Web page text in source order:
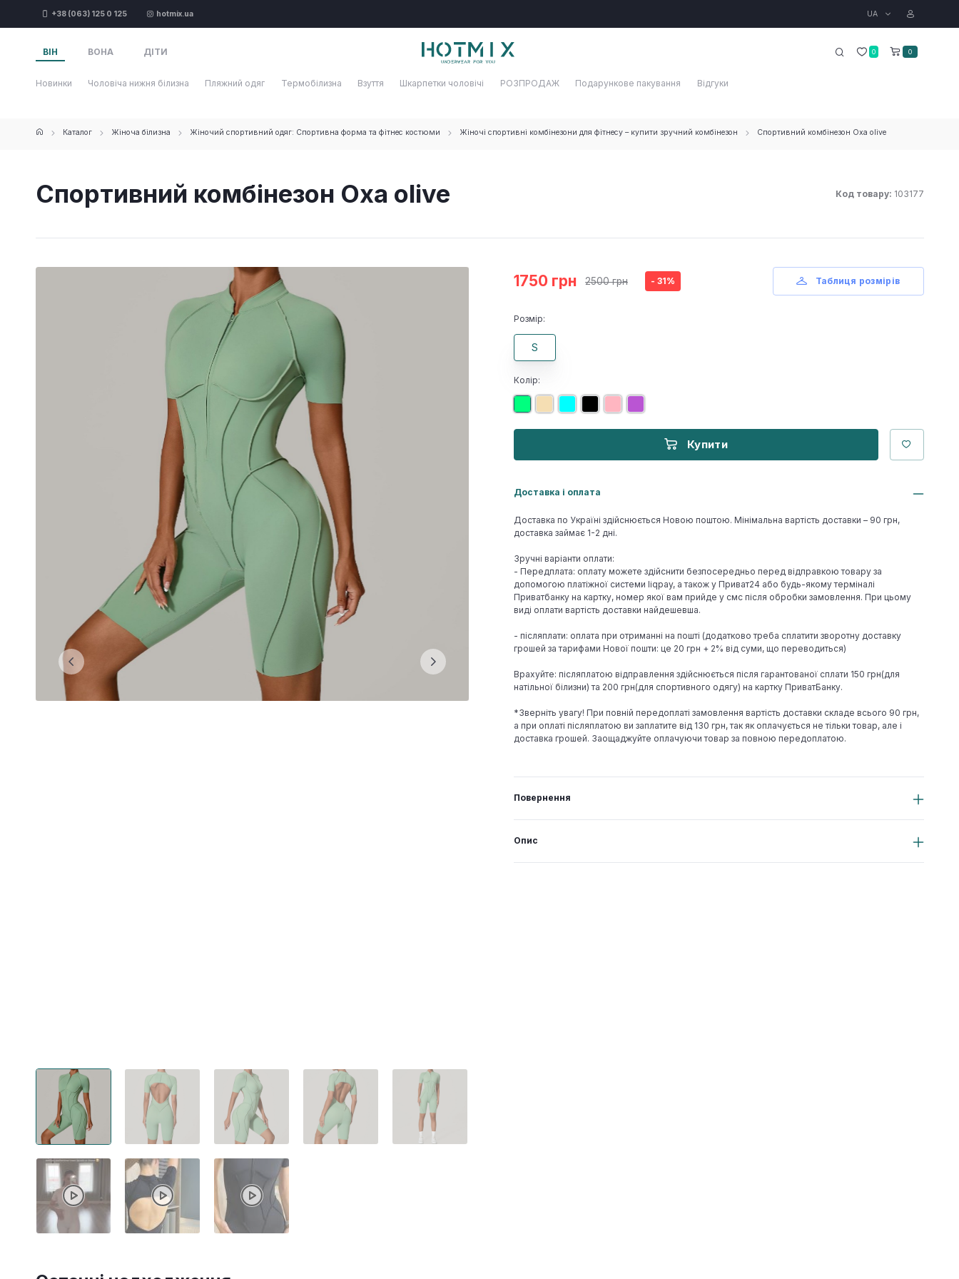
+38 (063) 125 0 125 hotmix.ua UA
ВІН ВОНА ДІТИ 0 0
Новинки Чоловіча нижня білизна Пляжний одяг Термобілизна Взуття Шкарпетки чоловічі РОЗПРОДАЖ Подарункове пакування Відгуки
Каталог Жіноча білизна Жіночий спортивний одяг: Спортивна форма та фітнес костюми Жіночі спортивні комбінезони для фітнесу – купити зручний комбінезон Спортивний комбінезон Oxa olive
Спортивний комбінезон Oxa olive Код товару: 103177
1750 грн 2500 грн - 31% Таблиця розмірів
Розмір:
S
Колір:
Купити
Доставка і оплата
Доставка по Україні здійснюється Новою поштою. Мінімальна вартість доставки – 90 грн,
доставка займає 1-2 дні.
Зручні варіанти оплати:
- Передплата: оплату можете здійснити безпосередньо перед відправкою товару за
допомогою платіжної системи liqpay, а також у Приват24 або будь-якому терміналі
Приватбанку на картку, номер якої вам прийде у смс після обробки замовлення. При цьому
виді оплати вартість доставки найдешевша.
- післяплати: оплата при отриманні на пошті (додатково треба сплатити зворотну доставку
грошей за тарифами Нової пошти: це 20 грн + 2% від суми, що переводиться)
Врахуйте: післяплатою відправлення здійснюється після гарантованої сплати 150 грн(для
натільної білизни) та 200 грн(для спортивного одягу) на картку ПриватБанку.
*Зверніть увагу! При повній передоплаті замовлення вартість доставки складе всього 90 грн,
а при оплаті післяплатою ви заплатите від 130 грн, так як оплачується не тільки товар, але і
доставка грошей. Заощаджуйте оплачуючи товар за повною передоплатою.
Повернення
Опис